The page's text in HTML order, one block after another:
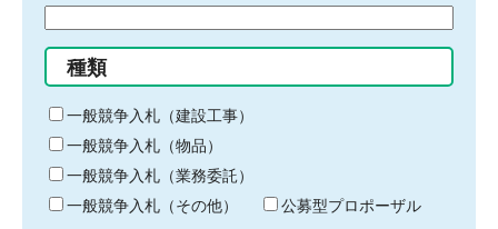
る
キ
ー
ワ
ー
ド
種類
一般競争入札（建設工事）
一般競争入札（物品）
一般競争入札（業務委託）
一般競争入札（その他）
公募型プロポーザル